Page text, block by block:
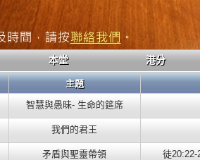
本堂 港分
主題
智慧與愚昧- 生命的筵席
我們的君王
矛盾與聖靈帶領 徒20:22-